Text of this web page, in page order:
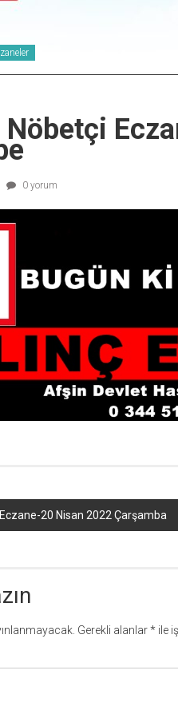
Nöbetçi
0 yorum
20 Nisan 2022 Çarşamba
Gerekli alanlar* ile